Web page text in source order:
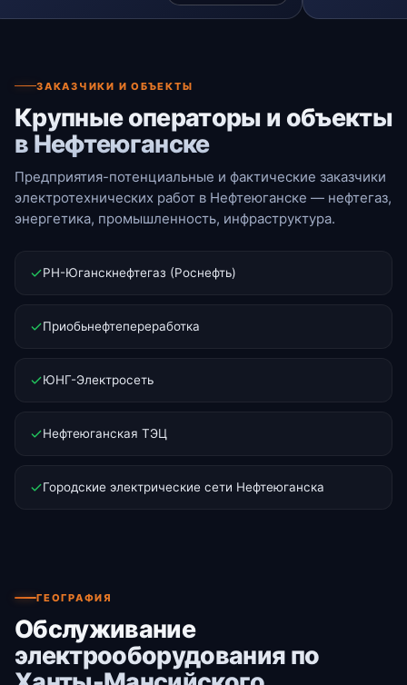
ЗАКАЗЧИКИ И ОБЪЕКТЫ
Крупные операторы и объекты
в Нефтеюганске
Предприятия-потенциальные и фактические заказчики
электротехнических работ в Нефтеюганске — нефтегаз,
энергетика, промышленность, инфраструктура.
РН-Юганскнефтегаз (Роснефть)
Приобьнефтепереработка
ЮНГ-Электросеть
Нефтеюганская ТЭЦ
Городские электрические сети Нефтеюганска
ГЕОГРАФИЯ
Обслуживание
электрооборудования по